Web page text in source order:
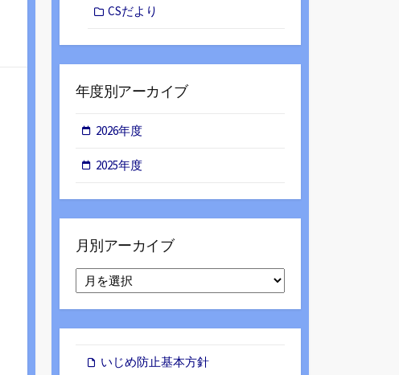
CSだより
年度別アーカイブ
2026年度
2025年度
月別アーカイブ
別
ア
ー
いじめ防止基本方針